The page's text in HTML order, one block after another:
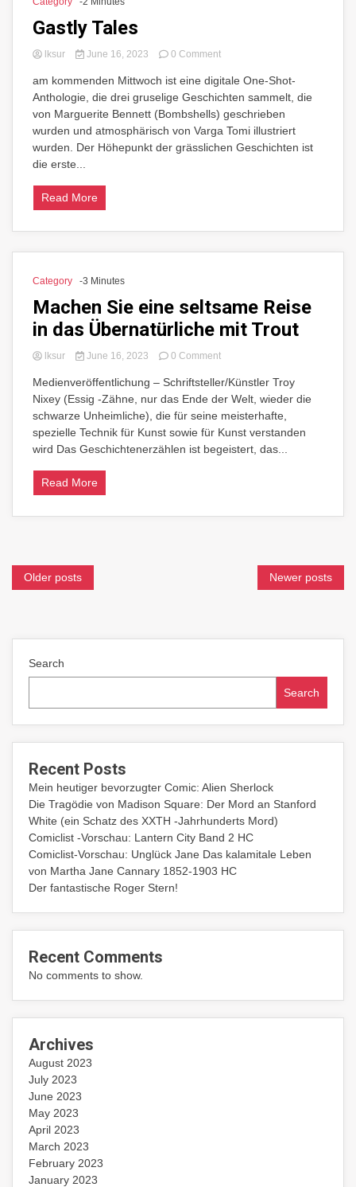
Gastly Tales
lksur June 16, 2023 0 Commenton
Tales
am kommenden Mittwoch ist eine digitale One-Shot-
Anthologie, die drei gruselige Geschichten sammelt, die
von Marguerite Bennett (Bombshells) geschrieben
wurden und atmosphärisch von Varga Tomi illustriert
wurden. Der Höhepunkt der grässlichen Geschichten ist
die erste...
Read More
Category -3 Minutes
Machen Sie eine seltsame Reise
in das Übernatürliche mit Trout
lksur June 16, 2023 0 Commenton
Sie
eine
seltsame
Reise
das
Medienveröffentlichung – Schriftsteller/Künstler Troy
Nixey (Essig -Zähne, nur das Ende der Welt, wieder die
schwarze Unheimliche), die für seine meisterhafte,
spezielle Technik für Kunst sowie für Kunst verstanden
wird Das Geschichtenerzählen ist begeistert, das...
Read More
Posts
Older posts Newer posts
Search
Search
Recent Posts
Mein heutiger bevorzugter Comic: Alien Sherlock
Die Tragödie von Madison Square: Der Mord an Stanford
White (ein Schatz des XXTH -Jahrhunderts Mord)
Comiclist -Vorschau: Lantern City Band 2 HC
Comiclist-Vorschau: Unglück Jane Das kalamitale Leben
von Martha Jane Cannary 1852-1903 HC
Der fantastische Roger Stern!
Recent Comments
No comments to show.
Archives
August 2023
July 2023
June 2023
May 2023
April 2023
March 2023
February 2023
January 2023